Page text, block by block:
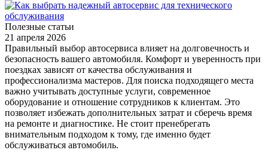
Полезные статьи
21 апреля 2026
Правильный выбор автосервиса влияет на долговечность и
безопасность вашего автомобиля. Комфорт и уверенность при
поездках зависят от качества обслуживания и
профессионализма мастеров. Для поиска подходящего места
важно учитывать доступные услуги, современное
оборудование и отношение сотрудников к клиентам. Это
позволяет избежать дополнительных затрат и сберечь время
на ремонте и диагностике. Не стоит пренебрегать
внимательным подходом к тому, где именно будет
обслуживаться автомобиль.